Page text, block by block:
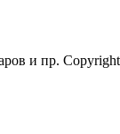
и пр.